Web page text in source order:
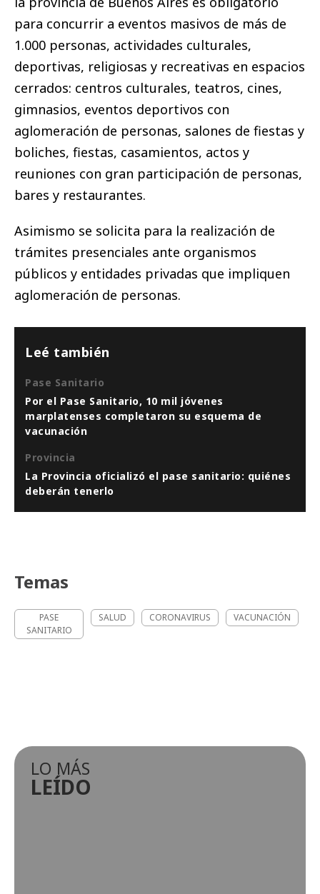
para concurrir a eventos masivos de más de
1.000 personas, actividades culturales,
deportivas, religiosas y recreativas en espacios
cerrados: centros culturales, teatros, cines,
gimnasios, eventos deportivos con
aglomeración de personas, salones de fiestas y
boliches, fiestas, casamientos, actos y
reuniones con gran participación de personas,
bares y restaurantes.
Asimismo se solicita para la realización de
trámites presenciales ante organismos
públicos y entidades privadas que impliquen
aglomeración de personas.
Leé también
Pase Sanitario
Por el Pase Sanitario, 10 mil jóvenes
marplatenses completaron su esquema de
vacunación
Provincia
La Provincia oficializó el pase sanitario: quiénes
deberán tenerlo
Temas
PASE
SANITARIO
SALUD CORONAVIRUS VACUNACIÓN
LO MÁS
LEÍDO